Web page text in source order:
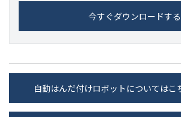
今すぐダウンロードする
自動はんだ付けロボットについてはこ